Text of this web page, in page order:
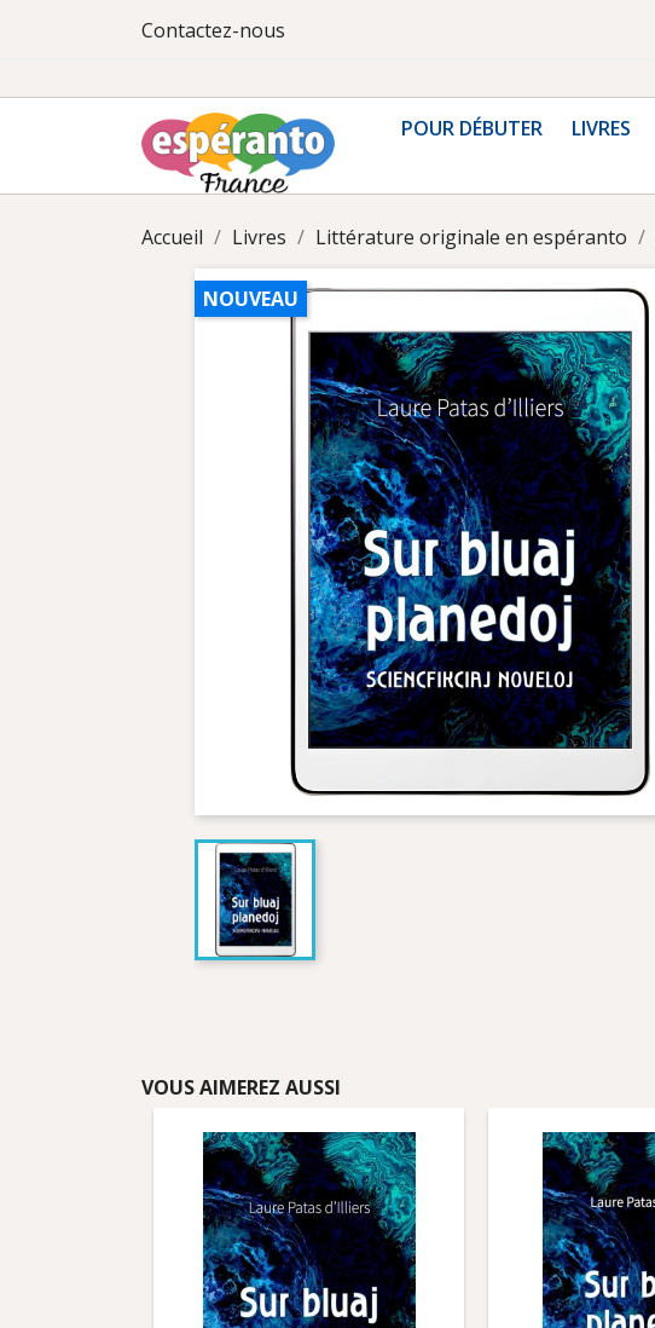
Contactez-nous
POUR DÉBUTER LIVRES
Accueil Livres Littérature originale en espéranto
NOUVEAU
VOUS AIMEREZ AUSSI